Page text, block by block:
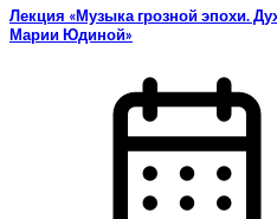
Лекция «Музыка грозной эпохи.
Марии Юдиной»